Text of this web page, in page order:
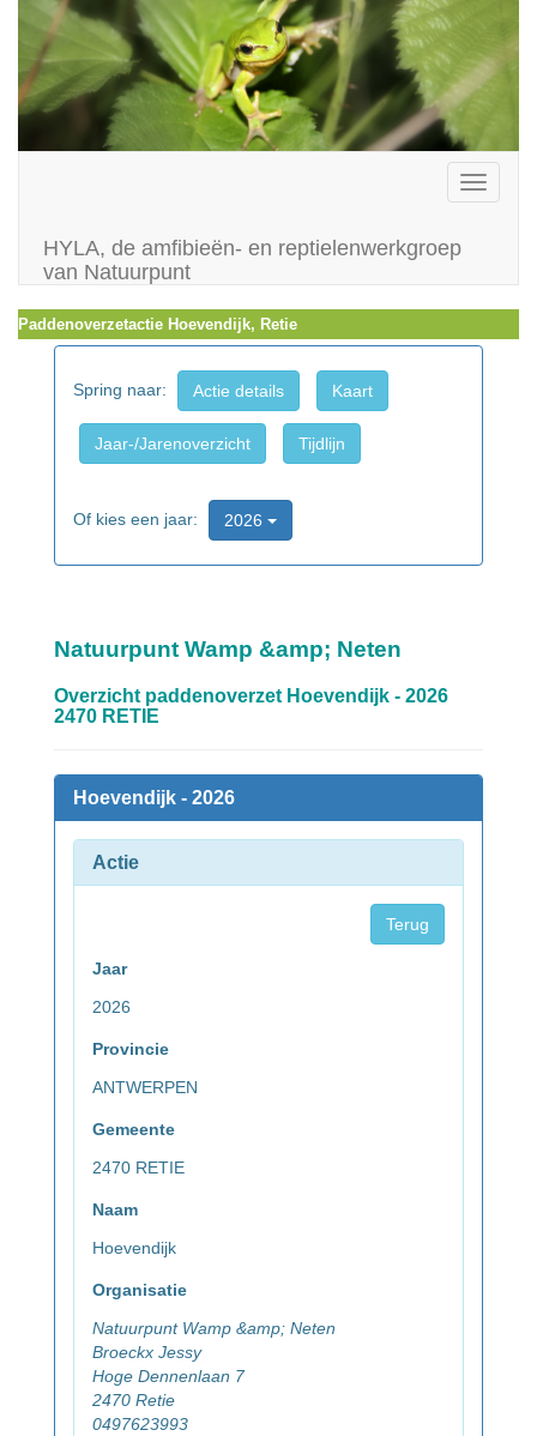
Toggle
HYLA, de amfibieën- en reptielenwerkgroep
van Natuurpunt
Paddenoverzetactie Hoevendijk, Retie
Spring naar: Actie details Kaart
Jaar-/Jarenoverzicht Tijdlijn
Of kies een jaar: 2026
Natuurpunt Wamp &amp; Neten
Overzicht paddenoverzet Hoevendijk - 2026
2470 RETIE
Hoevendijk - 2026
Actie
Terug
Jaar
2026
Provincie
ANTWERPEN
Gemeente
2470 RETIE
Naam
Hoevendijk
Organisatie
Natuurpunt Wamp &amp; Neten
Broeckx Jessy
Hoge Dennenlaan 7
2470 Retie
0497623993